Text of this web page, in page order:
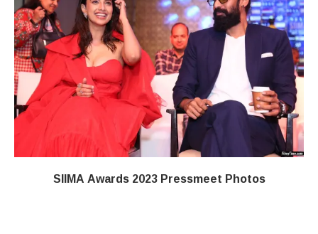
SIIMA Awards 2023 Pressmeet Photos